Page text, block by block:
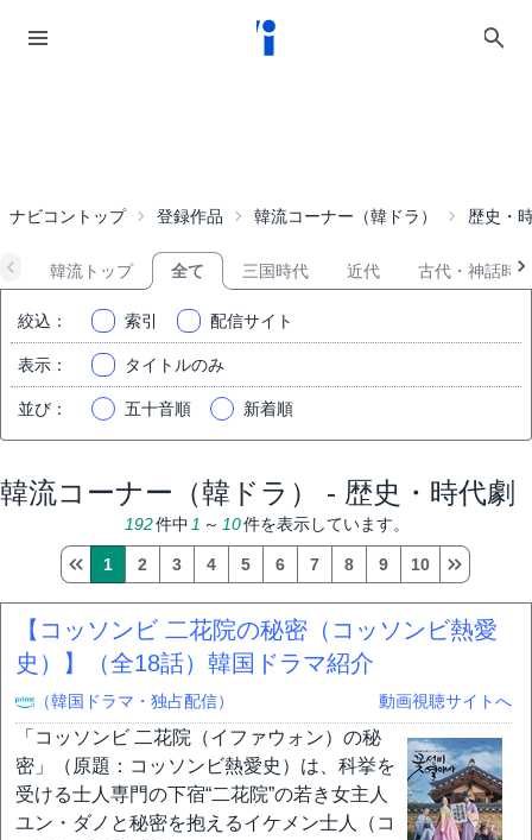
ナビコントップ 登録作品 韓流コーナー（韓ドラ） 歴史・
韓流トップ 全て 三国時代 近代 古代・神話時
絞込 ： 索引 配信サイト
表示 ： タイトルのみ
並び ： 五十音順 新着順
韓流コーナー（韓ドラ） - 歴史・時代劇
192件中 1 ～ 10件を表示しています。
1 2 3 4 5 6 7 8 9 10
【コッソンビ 二花院の秘密（コッソンビ熱愛
史）】（全18話）韓国ドラマ紹介
（韓国ドラマ・独占配信） 動画視聴サイトへ
「コッソンビ 二花院（イファウォン）の秘
密」（原題：コッソンビ熱愛史）は、科挙を
受ける士人専門の下宿“二花院”の若き女主人
ユン・ダノと秘密を抱えるイケメン士人（コ